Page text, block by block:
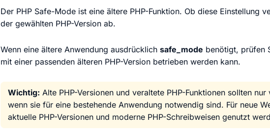
Der PHP Safe-Mode ist eine ältere PHP-Funktion. Ob diese Einstellung
der gewählten PHP-Version ab.
Wenn eine ältere Anwendung ausdrücklich safe_mode benötigt, prüfen
mit einer passenden älteren PHP-Version betrieben werden kann.
Wichtig: Alte PHP-Versionen und veraltete PHP-Funktionen sollten
wenn sie für eine bestehende Anwendung notwendig sind. Für neue
aktuelle PHP-Versionen und moderne PHP-Schreibweisen genutzt